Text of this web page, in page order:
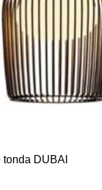
DUBAI